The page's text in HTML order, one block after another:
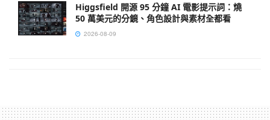
Higgsfield 開源 95 分鐘 AI 電影提示詞：燒
50 萬美元的分鏡、角色設計與素材全都看
2026-08-09